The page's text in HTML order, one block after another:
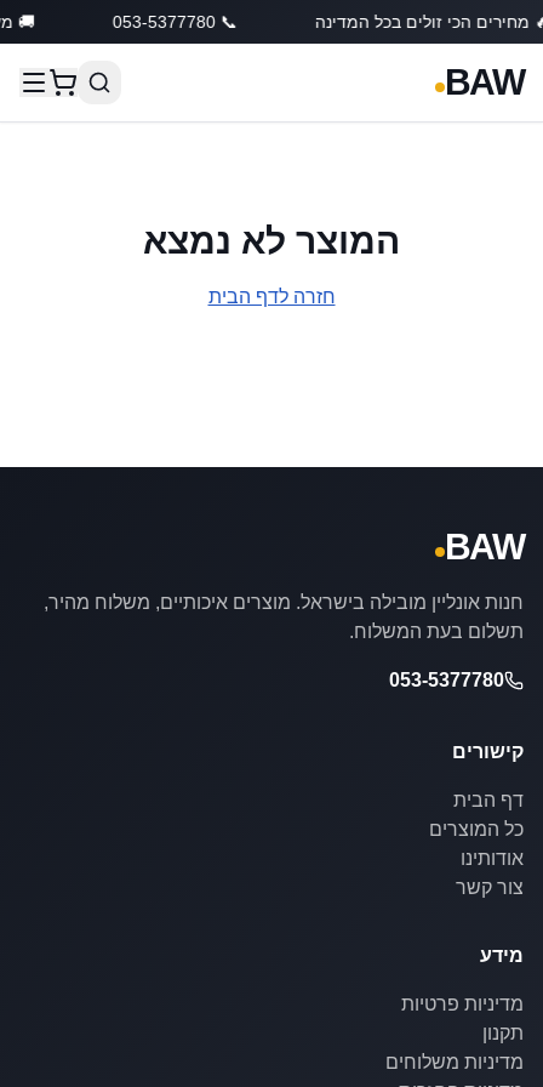
מחירים הכי זולים בכל המדינה 📞 053-5377780
🚚
BAW
המוצר לא נמצא
חזרה לדף הבית
BAW
חנות אונליין מובילה בישראל. מוצרים איכותיים, משלוח מהיר,
תשלום בעת המשלוח.
053-5377780
קישורים
דף הבית
כל המוצרים
אודותינו
צור קשר
מידע
מדיניות פרטיות
תקנון
מדיניות משלוחים